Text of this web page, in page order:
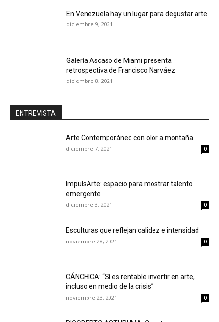
En Venezuela hay un lugar para degustar arte
diciembre 9, 2021
Galería Ascaso de Miami presenta
retrospectiva de Francisco Narváez
diciembre 8, 2021
ENTREVISTA
Arte Contemporáneo con olor a montaña
diciembre 7, 2021 0
ImpulsArte: espacio para mostrar talento
emergente
diciembre 3, 2021 0
Esculturas que reflejan calidez e intensidad
noviembre 28, 2021 0
CÁNCHICA: “Sí es rentable invertir en arte,
incluso en medio de la crisis”
noviembre 23, 2021 0